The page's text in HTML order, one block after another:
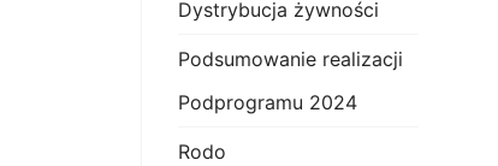
Dystrybucja żywności
Podsumowanie realizacji
Podprogramu 2024
Rodo